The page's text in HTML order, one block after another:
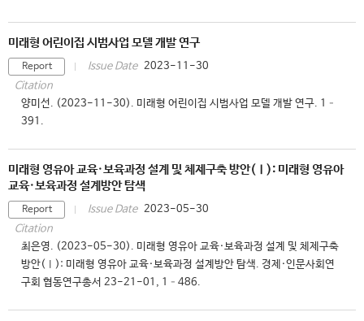
미래형 어린이집 시범사업 모델 개발 연구
Report Issue Date 2023-11-30
Citation
양미선. (2023-11-30). 미래형 어린이집 시범사업 모델 개발 연구. 1–
391.
미래형 영유아 교육·보육과정 설계 및 체제구축 방안(Ⅰ): 미래형 영유아
교육·보육과정 설계방안 탐색
Report Issue Date 2023-05-30
Citation
최은영. (2023-05-30). 미래형 영유아 교육·보육과정 설계 및 체제구축
방안(Ⅰ): 미래형 영유아 교육·보육과정 설계방안 탐색. 경제·인문사회연
구회 협동연구총서 23-21-01, 1–486.